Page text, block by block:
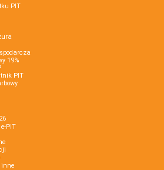
PIT
19%
PIT
PIT
inne